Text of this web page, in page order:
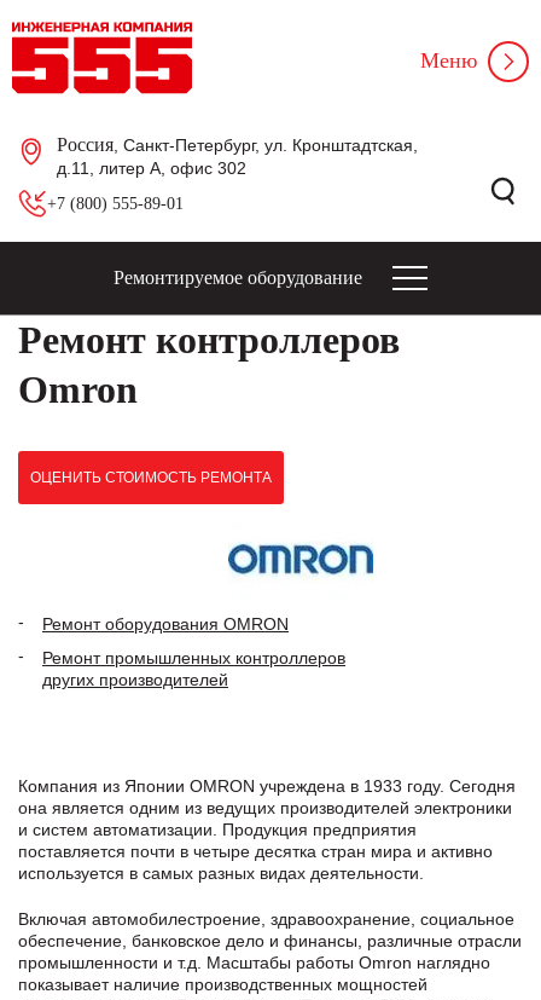
Россия , Санкт-Петербург, ул. Кронштадтская,
д.11, литер А, офис 302
+7 (800) 555-89-01
Меню
Ремонтируемое оборудование
Ремонт контроллеров
Omron
ОЦЕНИТЬ СТОИМОСТЬ РЕМОНТА
Ремонт оборудования OMRON
Ремонт промышленных контроллеров
других производителей
Компания из Японии OMRON учреждена в 1933 году. Сегодня
она является одним из ведущих производителей электроники
и систем автоматизации. Продукция предприятия
поставляется почти в четыре десятка стран мира и активно
используется в самых разных видах деятельности.
Включая автомобилестроение, здравоохранение, социальное
обеспечение, банковское дело и финансы, различные отрасли
промышленности и т.д. Масштабы работы Omron наглядно
показывает наличие производственных мощностей